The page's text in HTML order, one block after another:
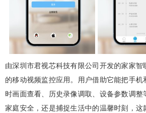
由深圳市君视芯科技有限公司开发的家家
的移动视频监控应用。用户借助它能把手
时画面查看、历史录像调取、设备参数调
家庭安全，还是捕捉生活中的温馨时刻，